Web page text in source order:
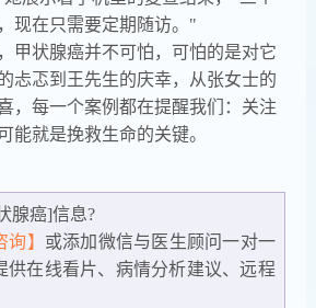
现在只需要定期随访。"
甲状腺癌并不可怕，可怕的是对它
忐忑到王先生的庆幸，从张女士的
，每一个案例都在提醒我们：关注
能就是挽救生命的关键。
腺癌]信息?
询】 或添加微信与医生顾问一对一
供在线看片、病情分析建议、远程